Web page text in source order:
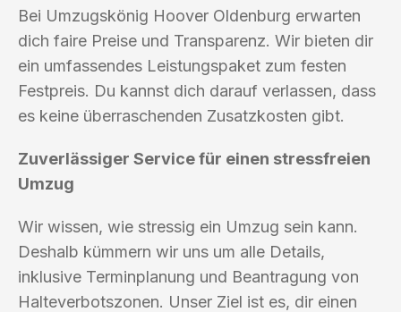
Bei Umzugskönig Hoover Oldenburg erwarten
dich faire Preise und Transparenz. Wir bieten dir
ein umfassendes Leistungspaket zum festen
Festpreis. Du kannst dich darauf verlassen, dass
es keine überraschenden Zusatzkosten gibt.
Zuverlässiger Service für einen stressfreien
Umzug
Wir wissen, wie stressig ein Umzug sein kann.
Deshalb kümmern wir uns um alle Details,
inklusive Terminplanung und Beantragung von
Halteverbotszonen. Unser Ziel ist es, dir einen